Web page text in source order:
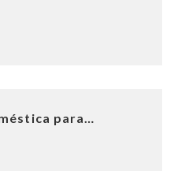
para…